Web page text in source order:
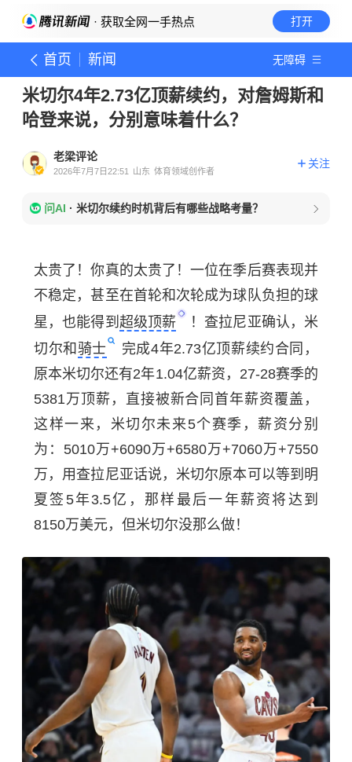
· 获取全网一手热点 打开
首页 新闻 无障碍
米切尔4年2.73亿顶薪续约，对詹姆斯和
哈登来说，分别意味着什么？
老梁评论
2026年7月7日22:51 山东 体育领域创作者
关注
问AI · 米切尔续约时机背后有哪些战略考量？
太贵了！你真的太贵了！一位在季后赛表现并
不稳定，甚至在首轮和次轮成为球队负担的球
星，也能得到 超级顶薪
！查拉尼亚确认，米
切尔和 骑士
完成4年2.73亿顶薪续约合同，
原本米切尔还有2年1.04亿薪资，27-28赛季的
5381万顶薪，直接被新合同首年薪资覆盖，
这样一来，米切尔未来5个赛季，薪资分别
为：5010万+6090万+6580万+7060万+7550
万，用查拉尼亚话说，米切尔原本可以等到明
夏签5年3.5亿，那样最后一年薪资将达到
8150万美元，但米切尔没那么做！